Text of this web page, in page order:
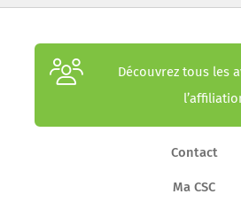
Découvrez tous les
Contact
Ma CSC